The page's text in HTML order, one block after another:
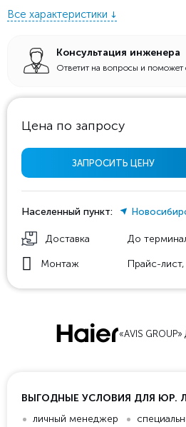
Все характеристики
Консультация инженера
Ответит на вопросы и
Цена по запросу
ЗАПРОСИТЬ ЦЕНУ
Населенный пункт:
Доставка До
Монтаж Прайс-
«AVIS
ВЫГОДНЫЕ УСЛОВИЯ ДЛЯ ЮР.
личный менеджер